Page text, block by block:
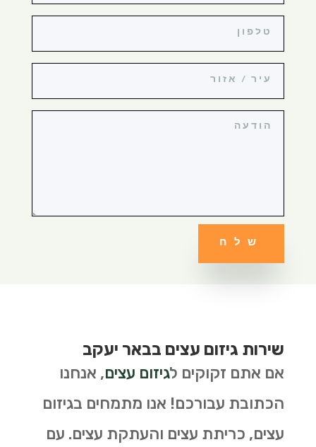
שלח
שירות גיזום עצים בבאר יעקב
אם אתם זקוקים לגיזום עצים, אנחנו
הכתובת עבורכם! אנו מתמחים בגיזום
עצים, כריתת עצים והעתקת עצים. עם